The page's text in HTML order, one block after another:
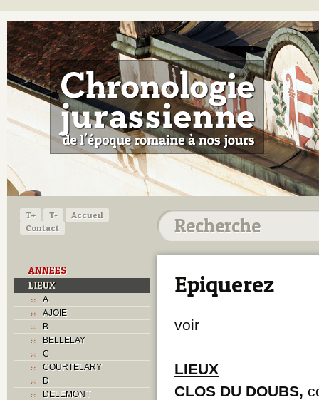
T+ T-
Accueil
Contact
ANNEES
LIEUX
A
AJOIE
B
BELLELAY
C
COURTELARY
D
DELEMONT
Epiquerez
voir
LIEUX
CLOS DU DOUBS,